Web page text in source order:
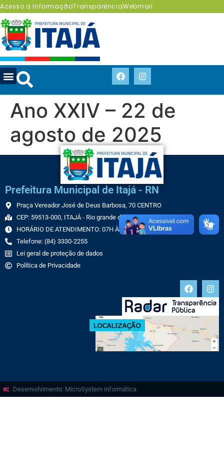
Acesso a InformaçãoTransparênciaWebmail
Ano XXIV – 22 de
agosto de 2025
Prefeitura Municipal de Itajá - RN
Praça Vereador José de Deus Barbosa, 70 CENTRO
CEP: 59513-000, ITAJÁ - Rio grande do Norte
HORÁRIO DE ATENDIMENTO: 07H ÀS 13H
Telefone: (84) 3330-2255
Lei geral de proteção de dados
Política de Privacidade
Desenvolvimento: MicroSystem informática